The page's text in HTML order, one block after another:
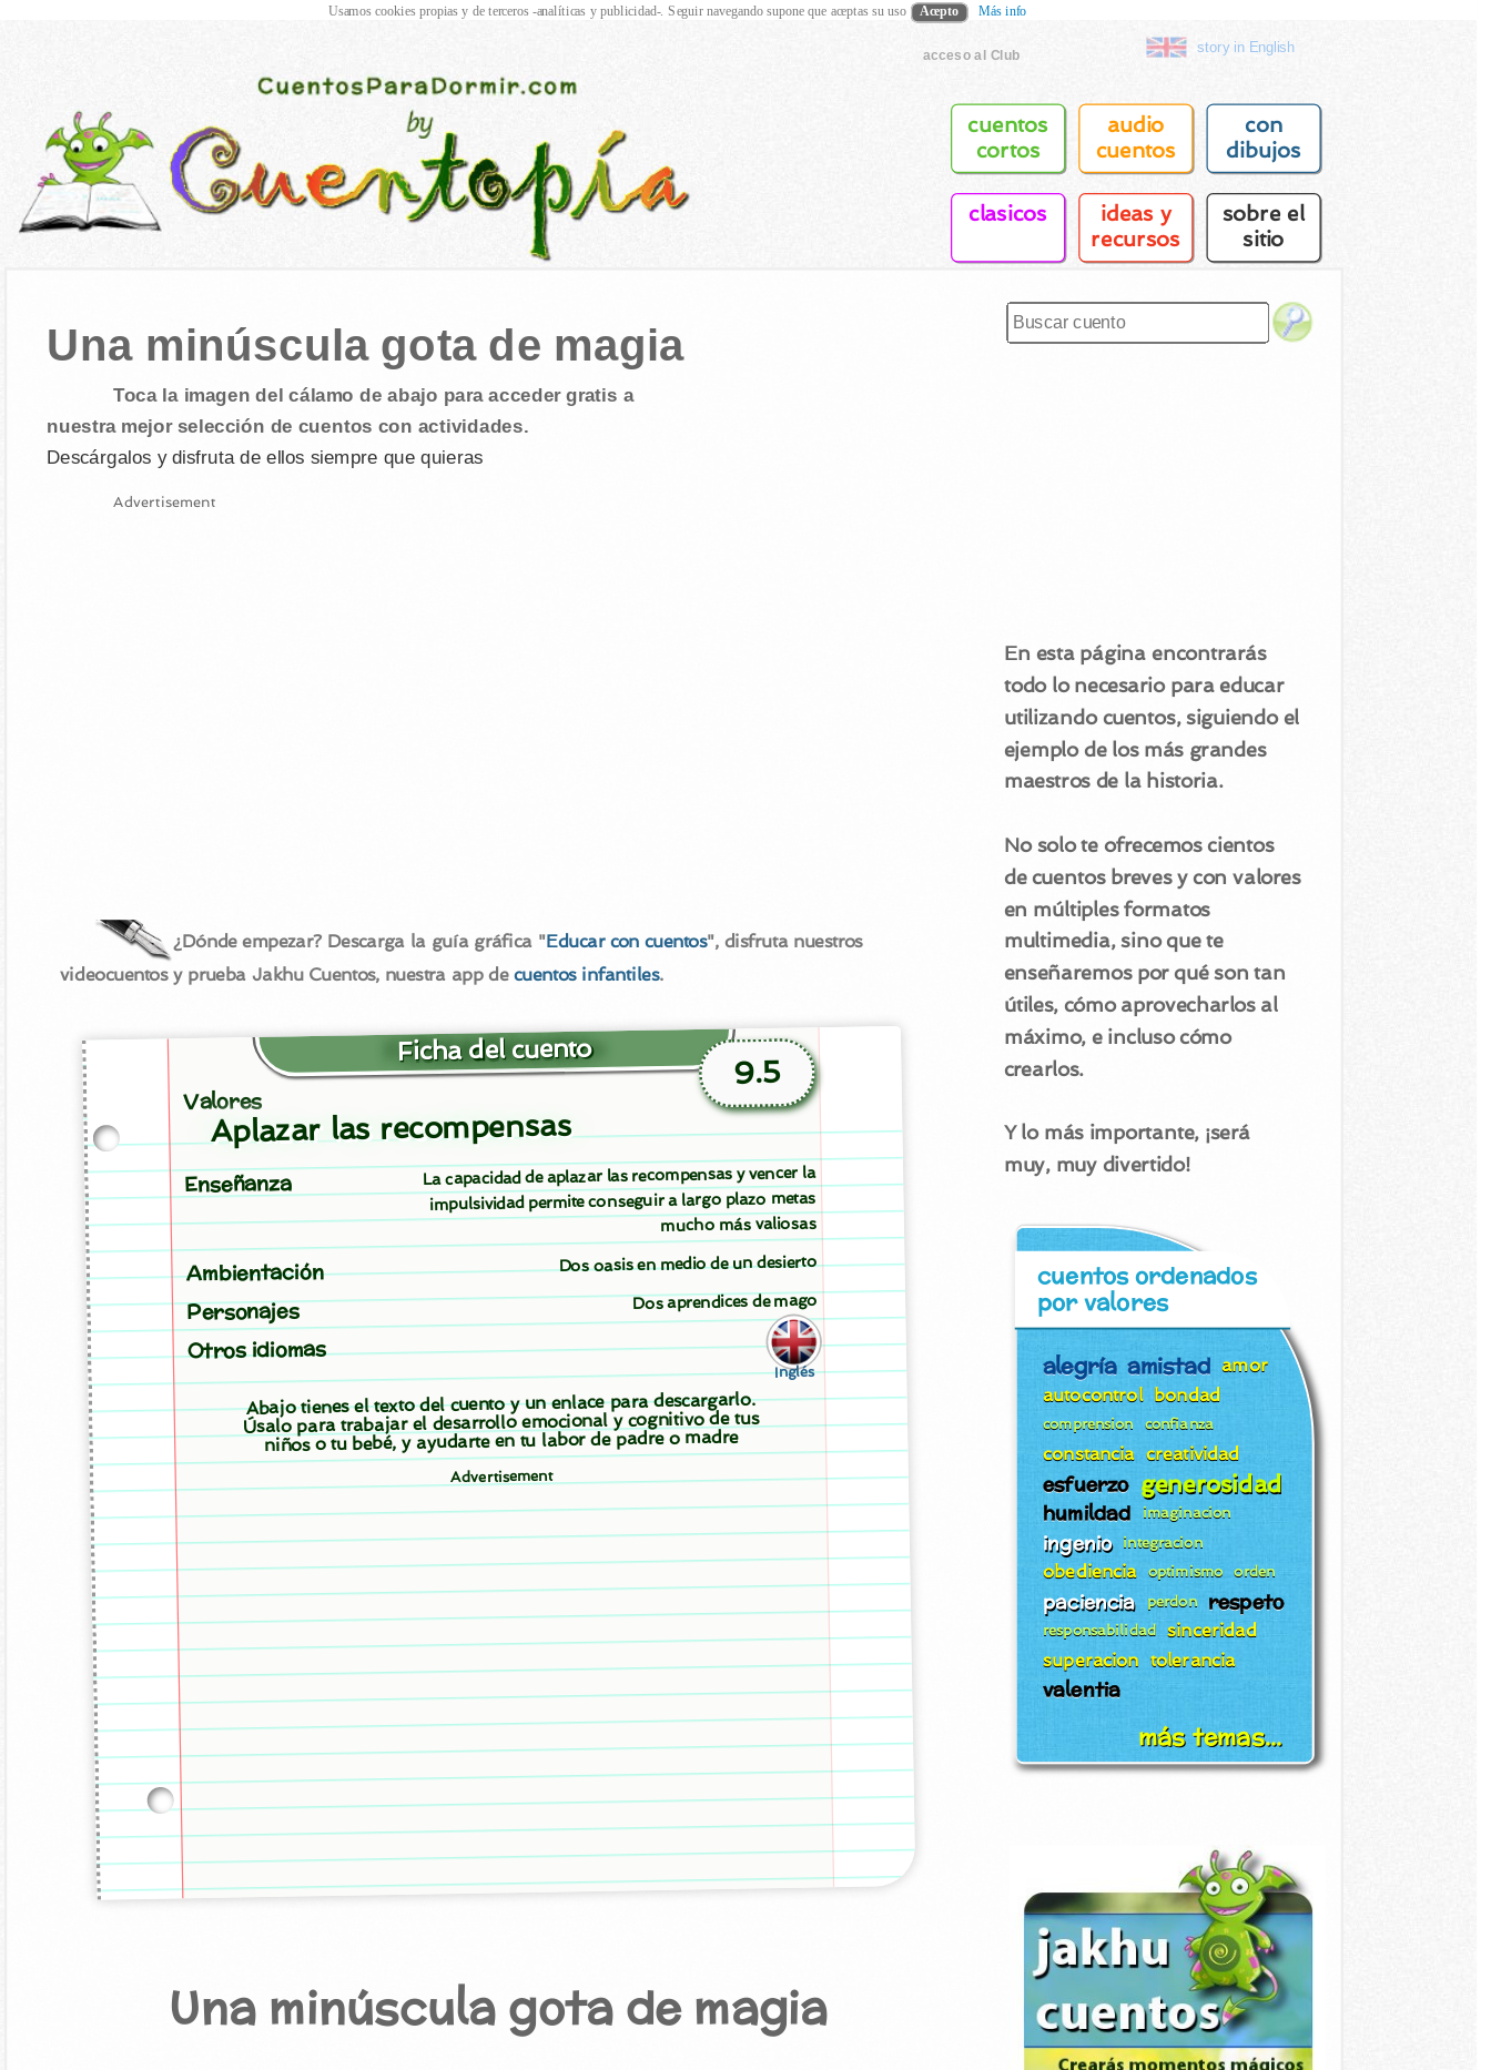
acceso al Club
story in English
cuentos
cortos
audio
cuentos
con
dibujos
clasicos
ideas y
recursos
sobre el
sitio
Una minúscula gota de magia
Toca la imagen del cálamo de abajo para acceder gratis a
nuestra mejor selección de cuentos con actividades.
Descárgalos y disfruta de ellos siempre que quieras
Advertisement
¿Dónde empezar? Descarga la guía gráfica "Educar con cuentos", disfruta nuestros
videocuentos y prueba Jakhu Cuentos, nuestra app decuentos infantiles.
Ficha del cuento
9.5
Valores
Aplazar las recompensas
Enseñanza La capacidad de aplazar las recompensas y vencer la
impulsividad permite conseguir a largo plazo metas
mucho más valiosas
Ambientación Dos oasis en medio de un desierto
Personajes Dos aprendices de mago
Otros idiomas
Inglés
Abajo tienes el texto del cuento y un enlace para descargarlo.
Úsalo para trabajar el desarrollo emocional y cognitivo de tus
niños o tu bebé, y ayudarte en tu labor de padre o madre
Advertisement
Una minúscula gota de magia
En esta página encontrarás
todo lo necesario para educar
utilizando cuentos, siguiendo el
ejemplo de los más grandes
maestros de la historia.
No solo te ofrecemos cientos
de cuentos breves y con valores
en múltiples formatos
multimedia, sino que te
enseñaremos por qué son tan
útiles, cómo aprovecharlos al
máximo, e incluso cómo
crearlos.
Y lo más importante, ¡será
muy, muy divertido!
cuentos ordenados
por valores
alegría amistad amor
autocontrol bondad
comprension confianza
constancia creatividad
esfuerzo generosidad
humildad imaginacion
ingenio integracion
obediencia optimismo orden
paciencia perdon respeto
responsabilidad sinceridad
superacion tolerancia
valentia
más temas...
Usamos cookies propias y de terceros -analíticas y publicidad-. Seguir navegando supone que aceptas su uso Acepto Más info